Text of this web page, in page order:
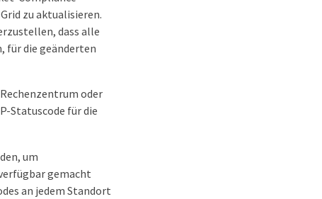
zu aktualisieren.
dass alle
für die geänderten
oder
Statuscode für die
um
gemacht
an jedem Standort